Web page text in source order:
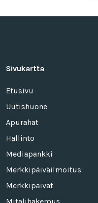
Sivukartta
Etusivu
Uutishuone
Apurahat
Hallinto
Mediapankki
Merkkipäiväilmoitus
Merkkipäivät